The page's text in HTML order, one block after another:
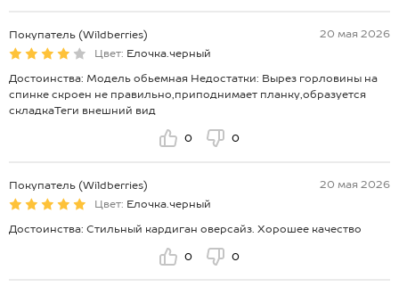
Покупатель (Wildberries)
20 мая 2026
Цвет: Елочка.черный
Достоинства: Модель обьемная Недостатки: Вырез горловины на
спинке скроен не правильно,приподнимает планку,образуется
складкаТеги внешний вид
0 0
Покупатель (Wildberries)
20 мая 2026
Цвет: Елочка.черный
Достоинства: Стильный кардиган оверсайз. Хорошее качество
0 0